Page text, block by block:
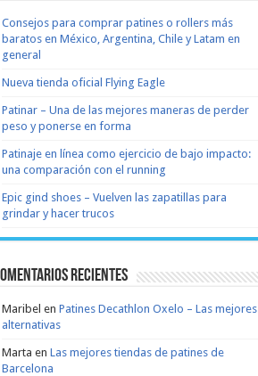
Consejos para comprar patines o rollers más
baratos en México, Argentina, Chile y Latam en
general
Nueva tienda oficial Flying Eagle
Patinar – Una de las mejores maneras de perder
peso y ponerse en forma
Patinaje en línea como ejercicio de bajo impacto:
una comparación con el running
Epic gind shoes – Vuelven las zapatillas para
grindar y hacer trucos
recientes
Maribel en Patines Decathlon Oxelo – Las mejores
alternativas
Marta en Las mejores tiendas de patines de
Barcelona